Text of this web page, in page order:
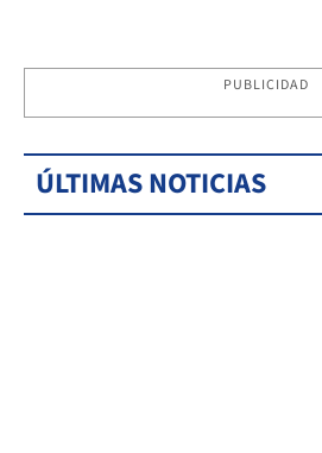
PUBLICIDAD
ÚLTIMAS NOTICIAS